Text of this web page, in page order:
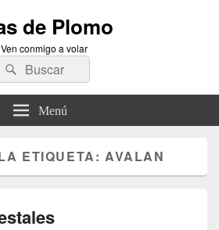
de Plomo
Ven conmigo a volar
BuscarBuscar
Menú
ETIQUETA:AVALAN